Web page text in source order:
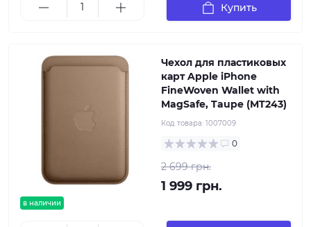
Купить
в наличии
Чехол для пластиковых
карт Apple iPhone
FineWoven Wallet with
MagSafe, Taupe (MT243)
Код товара: 1007009
0
2 699 грн.
1 999 грн.